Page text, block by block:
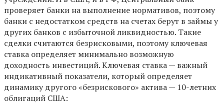
проверяет банки на выполнение нормативов, поэтому
банки с недостатком средств на счетах берут в займы у
других банков с избыточной ликвидностью. Такие
сделки считаются безрисковыми, поэтому ключевая
ставка определяет минимально возможную
доходность инвестиций. Ключевая ставка — важный
индикативный показатели, который определяет
динамику другого «безрискового» актива — 10-летних
облигаций США: